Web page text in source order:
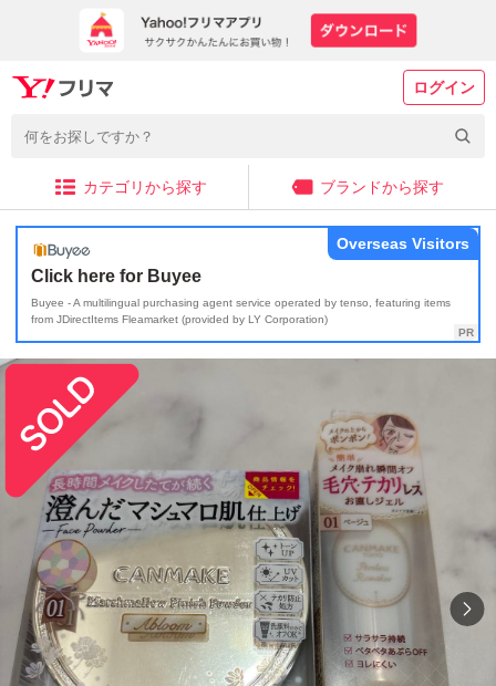
ログイン
カテゴリから探す ブランドから探す
Click here for Buyee
Buyee - A multilingual purchasing agent service operated by tenso, featuring items
from JDirectItems Fleamarket (provided by LY Corporation)
Overseas Visitors